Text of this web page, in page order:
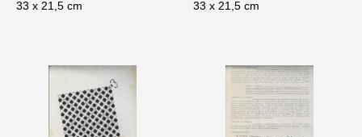
33 x 21,5 cm 33 x 21,5 cm